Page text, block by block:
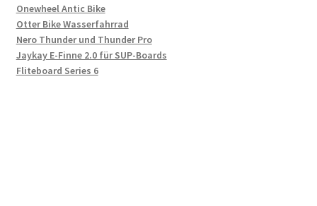
Onewheel Antic Bike
Otter Bike Wasserfahrrad
Nero Thunder und Thunder Pro
Jaykay E-Finne 2.0 für SUP-Boards
Fliteboard Series 6